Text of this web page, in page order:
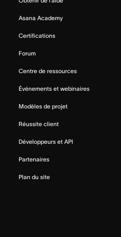
Asana Academy
Certifications
Forum
Centre de ressources
Événements et webinaires
Modèles de projet
Réussite client
Développeurs et API
Partenaires
Plan du site